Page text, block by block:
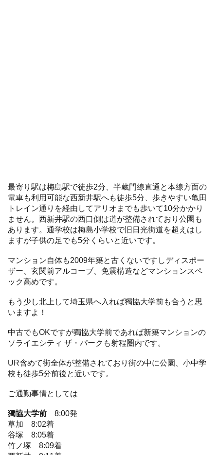
最寄り駅は梅島駅で徒歩2分、半蔵門線直通と本線方面の
電車も利用可能な西新井駅へも徒歩5分、歩きやすい亀田
トレイン通りを経由してアリオまでも歩いて10分かかり
ません。西新井駅の西口側は道が整備されており公園も
あります。通学校は梅島小学校で旧日光街道を超えはし
ますが子供の足でも5分くらいと近いです。
マンション自体も2009年築と古くないですしディスポー
ザー、玄関前アルコーブ、免震構造などマンションスペ
ック高めです。
もう少し北上して埼玉県へ入れば獨協大学前も合うと思
いますよ！
中古でもOKですが獨協大学前であれば新築マンションの
ソライエシティ ザ・パークも射程圏内です。
UR含めて街全体が整備されており街の中に公園、小中学
校も徒歩5分前後と近いです。
ご通勤事情としては
獨協大学前 8:00発
草加 8:02着
谷塚 8:05着
竹ノ塚 8:09着